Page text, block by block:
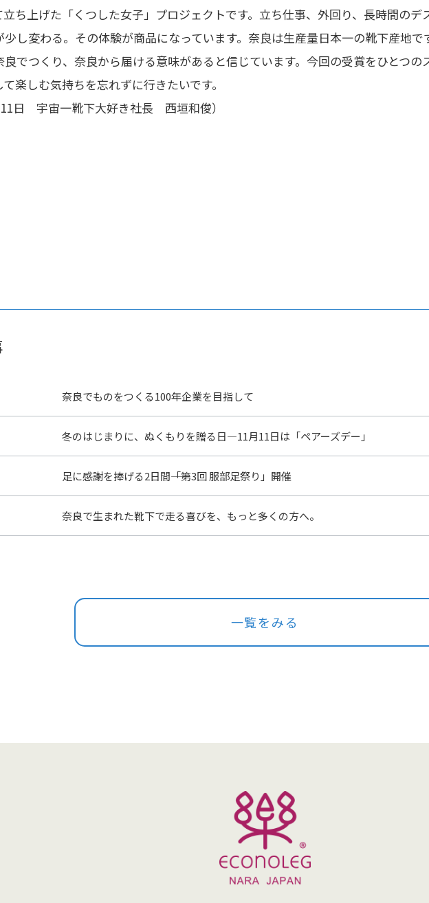
ち上げた「くつした女子」プロジェクトです。立ち仕事、外回り、長時間のデ
し変わる。その体験が商品になっています。奈良は生産量日本一の靴下産地
良でつくり、奈良から届ける意味があると信じています。今回の受賞をひとつの
楽しむ気持ちを忘れずに行きたいです。
日 宇宙一靴下大好き社長 西垣和俊）
奈良でものをつくる100年企業を目指して
冬のはじまりに、ぬくもりを贈る日―11月11日は「ペアーズデー」
足に感謝を捧げる2日間――「第3回 服部足祭り」開催
奈良で生まれた靴下で走る喜びを、もっと多くの方へ。
一覧をみる